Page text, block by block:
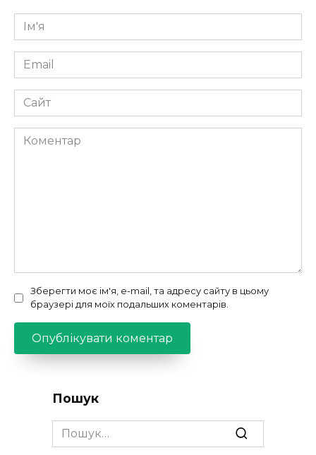
Ім'я
*
Email
*
Сайт
Коментар
Зберегти моє ім'я, e-mail, та адресу сайту в цьому
браузері для моїх подальших коментарів.
Пошук
Search
for: